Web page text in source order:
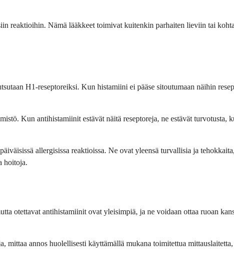
reaktioihin. Nämä lääkkeet toimivat kuitenkin parhaiten lieviin tai
H1-reseptoreiksi. Kun histamiini ei pääse sitoutumaan näihin
Kun antihistamiinit estävät näitä reseptoreja, ne estävät turvotusta,
allergisissa reaktioissa. Ne ovat yleensä turvallisia ja
hoitoja.
otettavat antihistamiinit ovat yleisimpiä, ja ne voidaan ottaa ruoan
mittaa annos huolellisesti käyttämällä mukana toimitettua